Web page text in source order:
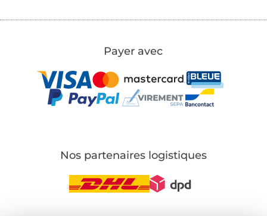
Payer avec
Nos partenaires logistiques